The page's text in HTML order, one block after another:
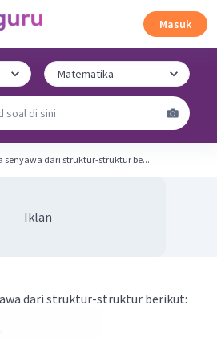
Masuk
dari struktur-struktur be...
Iklan
dari struktur-struktur berikut: